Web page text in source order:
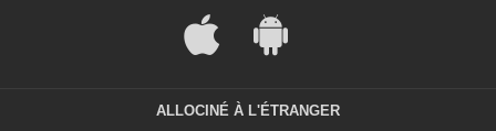
ALLOCINÉ À L'ÉTRANGER